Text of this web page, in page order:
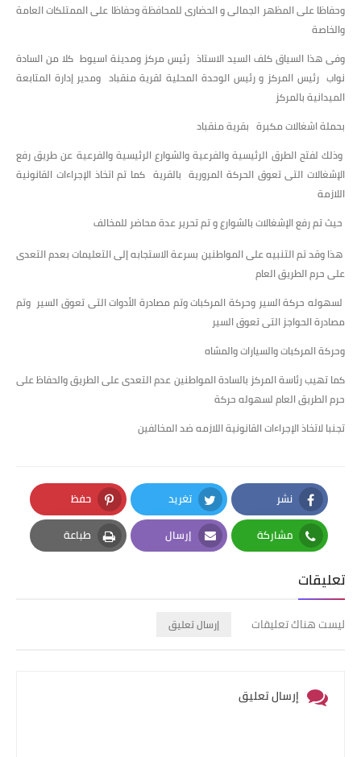
وحفاظا على المظهر الجمالى و الحضارى للمحافظة وحفاظا على الممتلكات العامة
والخاصة
وفى هذا السياق كلف السيد الاستاذ رئيس مركز ومدينة اسيوط كلا من السادة
نواب رئيس المركز و رئيس الوحدة المحلية لقرية منقباد ومدير إدارة المتابعة
الميدانية بالمركز
بحملة اشغالات مكبرة بقرية منقباد
وذلك لفتح الطرق الرئيسية والفرعية والشوارع الرئيسية والفرعية عن طريق رفع
الإشغالات التى تعوق الحركة المرورية بالقرية كما تم اتخاذ الإجراءات القانونية
اللازمة
حيث تم رفع الإشغالات بالشوارع و تم تحرير عدة محاضر للمخالف
هذا وقد تم التنبيه على المواطنين بسرعة الاستجابه إلى التعليمات بعدم التعدى
على حرم الطريق العام
لسهوله حركة السير وحركة المركبات وتم مصادرة الأدوات التى تعوق السير وتم
مصادرة الحواجز التى تعوق السير
وحركة المركبات والسيارات والمشاه
كما تهيب رئاسة المركز بالسادة المواطنين عدم التعدى على الطريق والحفاظ على
حرم الطريق العام لسهوله حركة
تجنبا لاتخاذ الإجراءات القانونية اللازمه ضد المخالفين
نشر
Facebook
تغريد
Twitter
حفظ
Pinterest
مشاركة
Whatsapp
إرسال
Email
طباعة
Print
تعليقات
ليست هناك تعليقات إرسال تعليق
إرسال تعليق